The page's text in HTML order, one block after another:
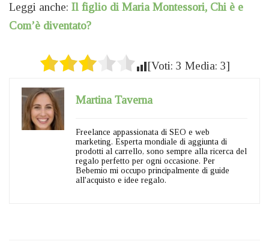
Leggi anche: Il figlio di Maria Montessori, Chi è e
Com’è diventato?
[Voti: 3 Media: 3]
Martina Taverna
Freelance appassionata di SEO e web
marketing. Esperta mondiale di aggiunta di
prodotti al carrello, sono sempre alla ricerca del
regalo perfetto per ogni occasione. Per
Bebemio mi occupo principalmente di guide
all'acquisto e idee regalo.